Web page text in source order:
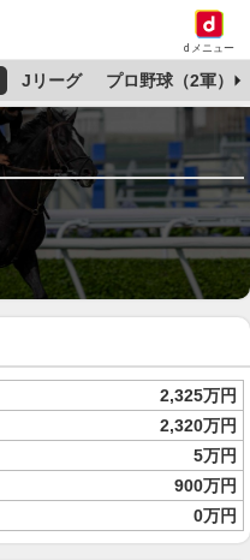
dメニュー
Jリーグ プロ野球（2軍）
2,325万円
2,320万円
5万円
900万円
0万円